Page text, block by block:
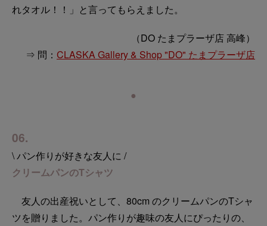
れタオル！！」と言ってもらえました。
（DO たまプラーザ店 高峰）
⇒ 問： CLASKA Gallery & Shop "DO" たまプラーザ店
●
06.
\ パン作りが好きな友人に /
クリームパンのTシャツ
友人の出産祝いとして、80cm のクリームパンのTシャ
ツを贈りました。パン作りが趣味の友人にぴったりの、